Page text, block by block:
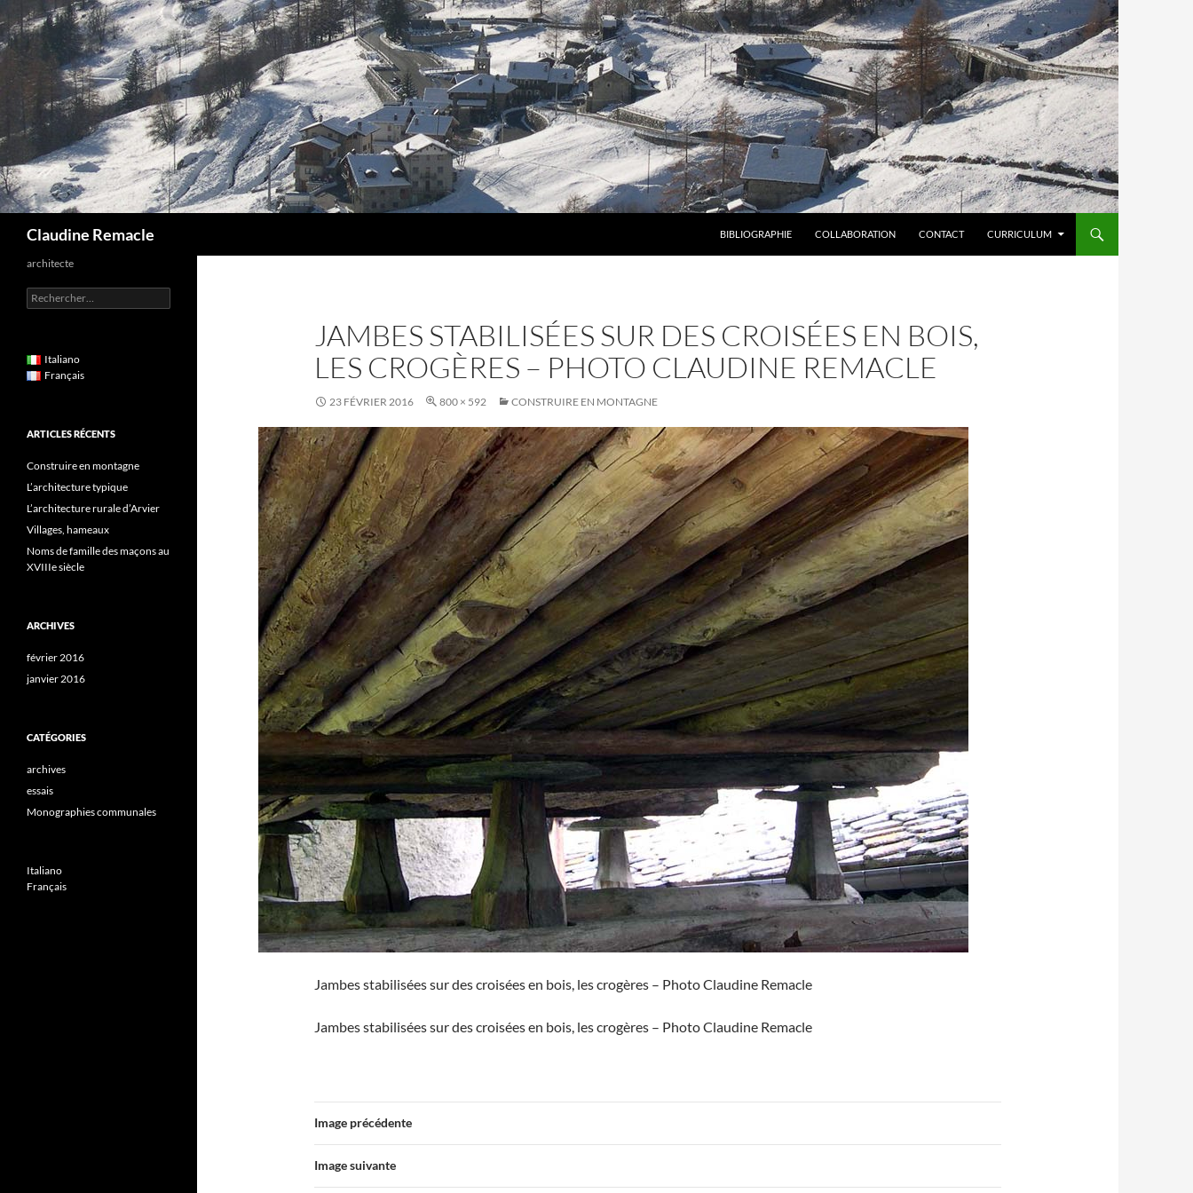
au
contenu
Claudine Remacle BIBLIOGRAPHIE COLLABORATION CONTACT CURRICULUM
JAMBES STABILISÉES SUR DES CROISÉES EN BOIS,
LES CROGÈRES – PHOTO CLAUDINE REMACLE
23 FÉVRIER 2016 800 × 592 CONSTRUIRE EN MONTAGNE
Jambes stabilisées sur des croisées en bois, les crogères – Photo Claudine Remacle
Jambes stabilisées sur des croisées en bois, les crogères – Photo Claudine Remacle
Image précédente
Image suivante
architecte
Rechercher :
Italiano
Français
ARTICLES RÉCENTS
Construire en montagne
L’architecture typique
L’architecture rurale d’Arvier
Villages, hameaux
Noms de famille des maçons au
XVIIIe siècle
ARCHIVES
février 2016
janvier 2016
CATÉGORIES
archives
essais
Monographies communales
Italiano
Français